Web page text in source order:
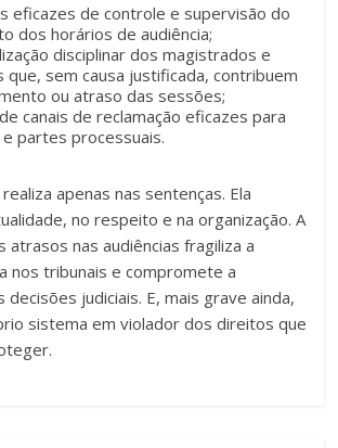
eficazes de controle e supervisão do
dos horários de audiência;
disciplinar dos magistrados e
que, sem causa justificada, contribuem
ou atraso das sessões;
canais de reclamação eficazes para
partes processuais.
apenas nas sentenças. Ela
no respeito e na organização. A
atrasos nas audiências fragiliza a
nos tribunais e compromete a
decisões judiciais. E, mais grave ainda,
sistema em violador dos direitos que